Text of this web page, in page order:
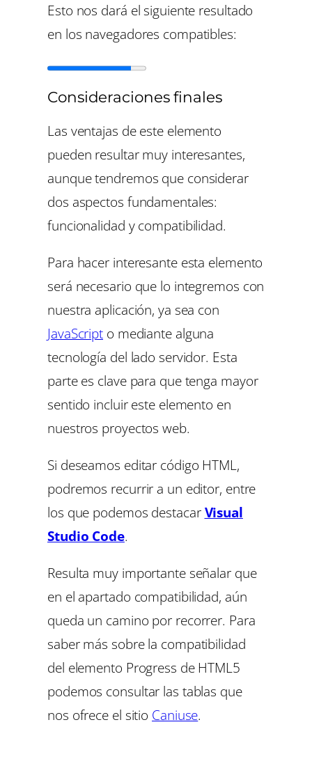
Esto nos dará el siguiente resultado
en los navegadores compatibles:
Consideraciones finales
Las ventajas de este elemento
pueden resultar muy interesantes,
aunque tendremos que considerar
dos aspectos fundamentales:
funcionalidad y compatibilidad.
Para hacer interesante esta elemento
será necesario que lo integremos con
nuestra aplicación, ya sea con
JavaScript o mediante alguna
tecnología del lado servidor. Esta
parte es clave para que tenga mayor
sentido incluir este elemento en
nuestros proyectos web.
Si deseamos editar código HTML,
podremos recurrir a un editor, entre
los que podemos destacarVisual
Studio Code.
Resulta muy importante señalar que
en el apartado compatibilidad, aún
queda un camino por recorrer. Para
saber más sobre la compatibilidad
del elemento Progress de HTML5
podemos consultar las tablas que
nos ofrece el sitio Caniuse.